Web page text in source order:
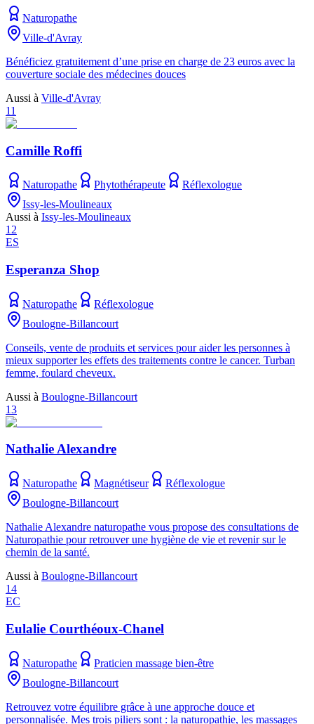
Naturopathe
Ville-d'Avray
Bénéficiez gratuitement d’une prise en charge de 23 euros avec la
couverture sociale des médecines douces
Aussi à Ville-d'Avray
11
Camille Roffi
Naturopathe Phytothérapeute
Réflexologue
Issy-les-Moulineaux
Aussi à Issy-les-Moulineaux
12
ES
Esperanza Shop
Naturopathe
Réflexologue
Boulogne-Billancourt
Conseils, vente de produits et services pour aider les personnes à
mieux supporter les effets des traitements contre le cancer. Turban
femme, foulard cheveux.
Aussi à Boulogne-Billancourt
13
Nathalie Alexandre
Naturopathe Magnétiseur
Réflexologue
Boulogne-Billancourt
Nathalie Alexandre naturopathe vous propose des consultations de
Naturopathie pour retrouver une hygiène de vie et revenir sur le
chemin de la santé.
Aussi à Boulogne-Billancourt
14
EC
Eulalie Courthéoux-Chanel
Naturopathe
Praticien massage bien-être
Boulogne-Billancourt
Retrouvez votre équilibre grâce à une approche douce et
personnalisée. Mes trois piliers sont : la naturopathie, les massages